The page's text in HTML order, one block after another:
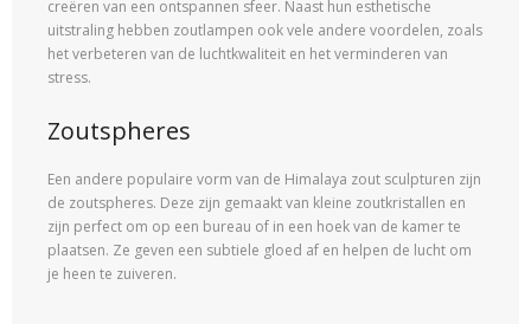
creëren van een ontspannen sfeer. Naast hun esthetische
uitstraling hebben zoutlampen ook vele andere voordelen, zoals
het verbeteren van de luchtkwaliteit en het verminderen van
stress.
Zoutspheres
Een andere populaire vorm van de Himalaya zout sculpturen zijn
de zoutspheres. Deze zijn gemaakt van kleine zoutkristallen en
zijn perfect om op een bureau of in een hoek van de kamer te
plaatsen. Ze geven een subtiele gloed af en helpen de lucht om
je heen te zuiveren.